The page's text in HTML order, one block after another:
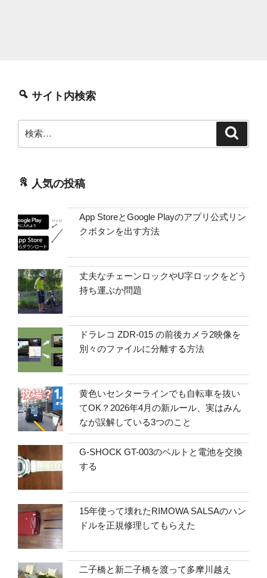
サイト内検索
索:
人気の投稿
App StoreとGoogle Playのアプリ公式リン
クボタンを出す方法
丈夫なチェーンロックやU字ロックをどう
持ち運ぶか問題
ドラレコ ZDR-015 の前後カメラ2映像を
別々のファイルに分離する方法
黄色いセンターラインでも自転車を抜い
てOK？2026年4月の新ルール、実はみん
なが誤解している3つのこと
G-SHOCK GT-003のベルトと電池を交換
する
15年使って壊れたRIMOWA SALSAのハン
ドルを正規修理してもらえた
二子橋と新二子橋を渡って多摩川越え